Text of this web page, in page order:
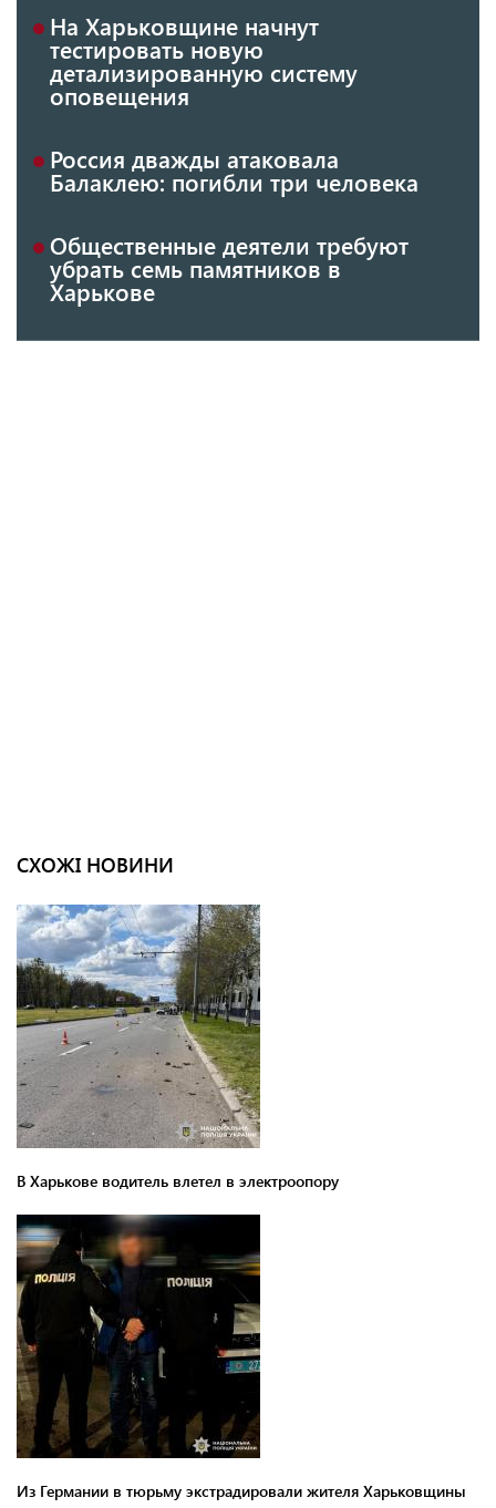
На Харьковщине начнут
тестировать новую
детализированную систему
оповещения
Россия дважды атаковала
Балаклею: погибли три человека
Общественные деятели требуют
убрать семь памятников в
Харькове
СХОЖІ НОВИНИ
В Харькове водитель влетел в электроопору
Из Германии в тюрьму экстрадировали жителя Харьковщины